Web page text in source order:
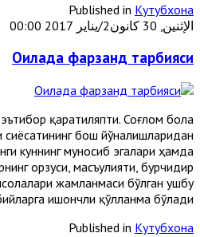
Published in Кутубхона
الإثنين, 30 كانون2/يناير 2017 00:00
Оилада фарзанд тарбияси
қаратиляпти. Соғлом бола
бош йўналишларидан
куннинг муносиб эгалари ҳамда
орзуси, масъулияти, бурчидир.
жамланмаси бўлган ушбу
ишончли қўлланма бўлади.
Published in Кутубхона